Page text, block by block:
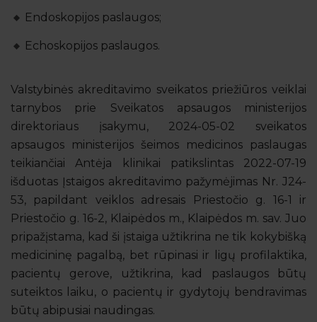
Endoskopijos paslaugos;
Echoskopijos paslaugos.
Valstybinės akreditavimo sveikatos priežiūros veiklai
tarnybos prie Sveikatos apsaugos ministerijos
direktoriaus įsakymu, 2024-05-02 sveikatos
apsaugos ministerijos šeimos medicinos paslaugas
teikiančiai Antėja klinikai patikslintas 2022-07-19
išduotas Įstaigos akreditavimo pažymėjimas Nr. J24-
53, papildant veiklos adresais Priestočio g. 16-1 ir
Priestočio g. 16-2, Klaipėdos m., Klaipėdos m. sav. Juo
pripažįstama, kad ši įstaiga užtikrina ne tik kokybišką
medicininę pagalbą, bet rūpinasi ir ligų profilaktika,
pacientų gerove, užtikrina, kad paslaugos būtų
suteiktos laiku, o pacientų ir gydytojų bendravimas
būtų abipusiai naudingas.